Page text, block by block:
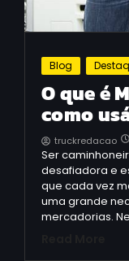
Blog
O que é
como
truckredacao
Ser
desafiadora e
que cada vez
uma grande
mercadorias.